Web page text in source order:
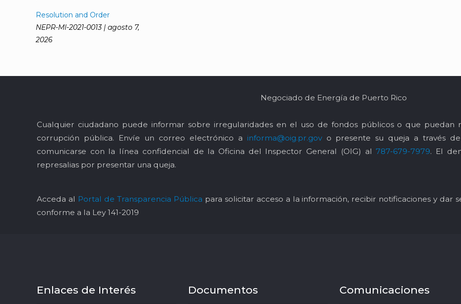
Resolution and Order
NEPR-MI-2021-0013 | agosto 7,
2026
Negociado de Energía de Puerto Rico
Cualquier ciudadano puede informar sobre irregularidades en el uso de fondos públicos o que
corrupción pública. Envíe un correo electrónico a informa@oig.pr.govo presente su queja a través de
comunicarse con la línea confidencial de la Oficina del Inspector General (OIG) al 787-679-7979. El
represalias por presentar una queja.
Acceda al Portal de Transparencia Pública para solicitar acceso a la información, recibir notificaciones y dar
conforme a la Ley 141-2019
Enlaces de Interés Documentos Comunicaciones